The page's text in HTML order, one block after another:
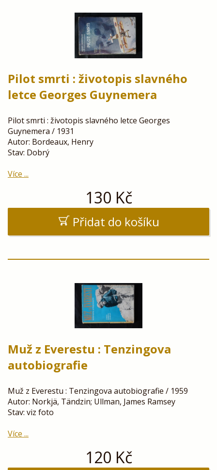
Pilot smrti : životopis slavného
letce Georges Guynemera
Pilot smrti : životopis slavného letce Georges
Guynemera / 1931
Autor: Bordeaux, Henry
Stav: Dobrý
Více ...
130 Kč
Přidat do košíku
Muž z Everestu : Tenzingova
autobiografie
Muž z Everestu : Tenzingova autobiografie / 1959
Autor: Norkjä, Tändzin; Ullman, James Ramsey
Stav: viz foto
Více ...
120 Kč